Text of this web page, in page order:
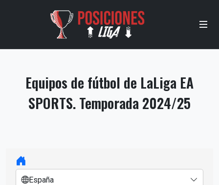
Equipos de fútbol de LaLiga EA
SPORTS. Temporada 2024/25
España